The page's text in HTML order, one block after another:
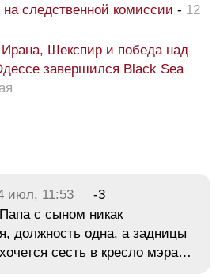
следственной комиссии - 12
Шекспир и победа над
завершился Black Sea
июл, 11:53
-3
с сыном никак
должность одна, а задницы
сесть в кресло мэра…